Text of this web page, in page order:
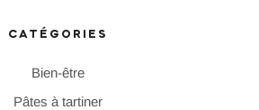
CATÉGORIES
Bien-être
Pâtes à tartiner